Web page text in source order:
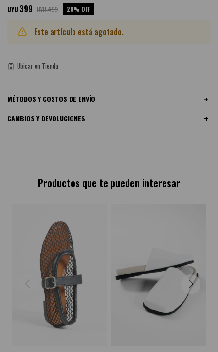
UYU 399 UYU499 20
Este artículo está agotado.
Ubicar en Tienda
MÉTODOS Y COSTOS DE ENVÍO
CAMBIOS Y DEVOLUCIONES
Productos que te pueden interesar